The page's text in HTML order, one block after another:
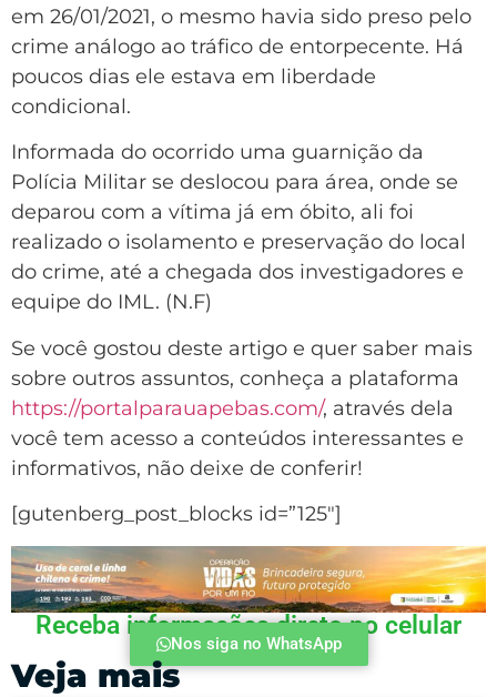
em 26/01/2021, o mesmo havia sido preso pelo
crime análogo ao tráfico de entorpecente. Há
poucos dias ele estava em liberdade
condicional.
Informada do ocorrido uma guarnição da
Polícia Militar se deslocou para área, onde se
deparou com a vítima já em óbito, ali foi
realizado o isolamento e preservação do local
do crime, até a chegada dos investigadores e
equipe do IML. (N.F)
Se você gostou deste artigo e quer saber mais
sobre outros assuntos, conheça a plataforma
https://portalparauapebas.com/, através dela
você tem acesso a conteúdos interessantes e
informativos, não deixe de conferir!
[gutenberg_post_blocks id=”125″]
Receba informações direto no celular
Nos siga no WhatsApp
Veja mais